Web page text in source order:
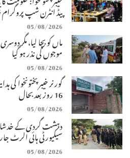
پیڈ انٹرن شپ
05/08/2026
ماں کو بچا لیا، مگر
موجوں کی نذر ہو گیا
05/08/2026
گورنر خیبرپختونخوا کی
16 روز بعد بحال
05/08/2026
دہشت گردی کے
سیکیورٹی ہائی الرٹ
05/08/2026